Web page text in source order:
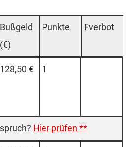
Buß­geld
(€)
Punk­te Fverbot
128,50 € 1
Hier prüfen **